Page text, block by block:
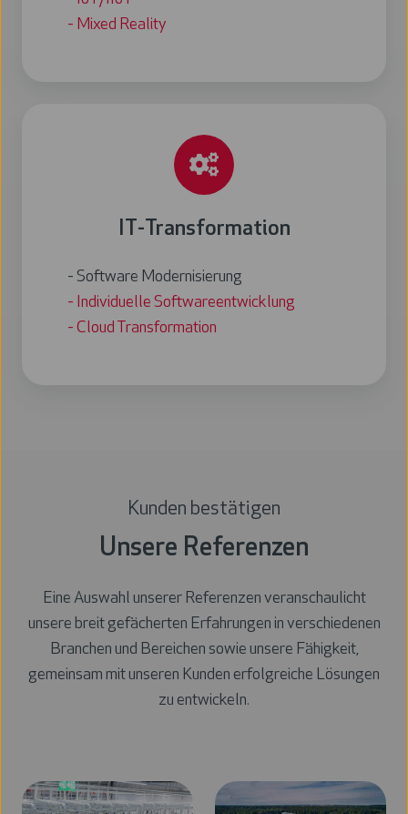
- Mixed Reality
IT-Transformation
- Software Modernisierung
- Individuelle Softwareentwicklung
- Cloud Transformation
Kunden bestätigen
Unsere Referenzen
Eine Auswahl unserer Referenzen veranschaulicht
unsere breit gefächerten Erfahrungen in verschiedenen
Branchen und Bereichen sowie unsere Fähigkeit,
gemeinsam mit unseren Kunden erfolgreiche Lösungen
zu entwickeln.